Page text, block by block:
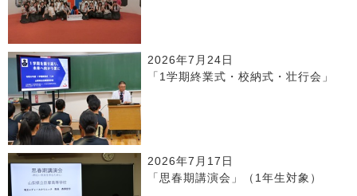
2026年7月24日
「1学期終業式・校納式・壮行会」
2026年7月17日
「思春期講演会」（1年生対象）